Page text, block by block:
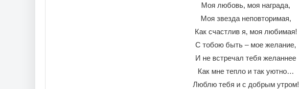
Моя любовь, моя награда,
Моя звезда неповторимая,
Как счастлив я, моя любимая!
С тобою быть – мое желание,
И не встречал тебя желаннее
Как мне тепло и так уютно…
Люблю тебя и с добрым утром!